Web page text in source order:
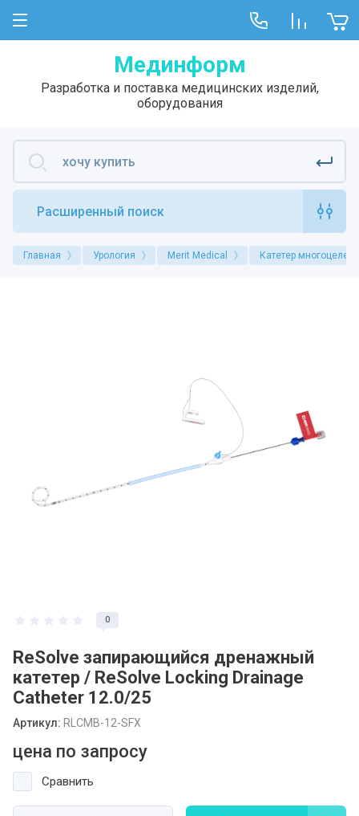
Мединформ
Разработка и поставка медицинских изделий,
оборудования
Расширенный поиск
Главная Урология Merit Medical Катетер
0
ReSolve запирающийся дренажный
катетер / ReSolve Locking Drainage
Catheter 12.0/25
Артикул: RLCMB-12-SFX
цена по запросу
Сравнить